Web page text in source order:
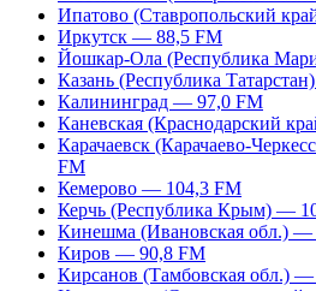
Ипатово (Ставропольский
Иркутск — 88,5 FM
Йошкар-Ола (Республика
Казань (Республика
Калининград — 97,0 FM
Каневская (Краснодарский
Карачаевск (Карачаево-
FM
Кемерово — 104,3 FM
Керчь (Республика Крым) —
Кинешма (Ивановская обл.) —
Киров — 90,8 FM
Кирсанов (Тамбовская обл.)